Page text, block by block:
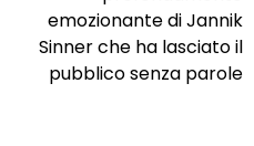
emozionante di Jannik
Sinner che ha lasciato il
pubblico senza parole